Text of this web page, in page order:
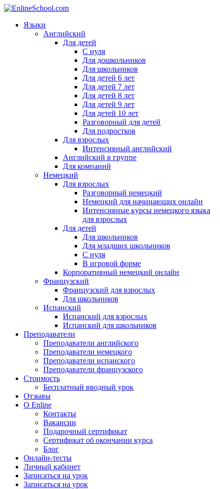
Языки
Английский
Для детей
С нуля
Для дошкольников
Для школьников
Для детей 6 лет
Для детей 7 лет
Для детей 8 лет
Для детей 9 лет
Для детей 10 лет
Разговорный для детей
Для подростков
Для взрослых
Интенсивный английский
Английский в группе
Для компаний
Немецкий
Для взрослых
Разговорный немецкий
Немецкий для начинающих онлайн
Интенсивные курсы немецкого языка
для взрослых
Для детей
Для школьников
Для младших школьников
С нуля
В игровой форме
Корпоративный немецкий онлайн
Французский
Французский для взрослых
Для школьников
Испанский
Испанский для взрослых
Испанский для школьников
Преподаватели
Преподаватели английского
Преподаватели немецкого
Преподаватели испанского
Преподаватели французского
Стоимость
Бесплатный вводный урок
Отзывы
О Enline
Контакты
Вакансии
Подарочный сертификат
Сертификат об окончании курса
Блог
Онлайн-тесты
Личный кабинет
Записаться на урок
Записаться на урок